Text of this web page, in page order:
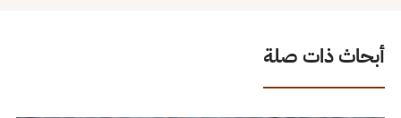
أبحاث ذات صلة